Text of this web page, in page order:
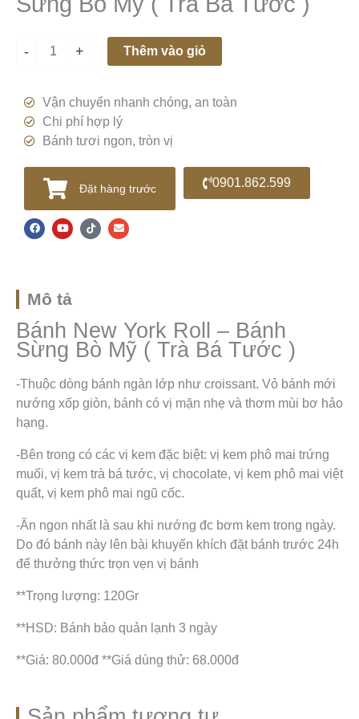
-
Mỹ
Trà
số
lượng
+ Thêm vào giỏ
Vận chuyển nhanh chóng, an toàn
Chi phí hợp lý
Bánh tươi ngon, tròn vị
Đặt hàng trước 0901.862.599
F
a
c
Y
o
u
T
i
k
E
n
v
Mô tả
Bánh New York Roll – Bánh
Sừng Bò Mỹ ( Trà Bá Tước )
-Thuộc dòng bánh ngàn lớp như croissant. Vỏ bánh mới
nướng xốp giòn, bánh có vị mặn nhẹ và thơm mùi bơ hảo
hạng.
-Bên trong có các vị kem đặc biệt: vị kem phô mai trứng
muối, vị kem trà bá tước, vị chocolate, vị kem phô mai việt
quất, vị kem phô mai ngũ cốc.
-Ăn ngon nhất là sau khi nướng đc bơm kem trong ngày.
Do đó bánh này lên bài khuyến khích đặt bánh trước 24h
để thưởng thức trọn vẹn vị bánh
**Trọng lượng: 120Gr
**HSD: Bánh bảo quản lạnh 3 ngày
**Giá: 80.000đ **Giá dùng thử: 68.000đ